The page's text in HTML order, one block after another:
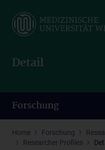
main
Detail
Forschung
Home Forschung
Researcher Profiles